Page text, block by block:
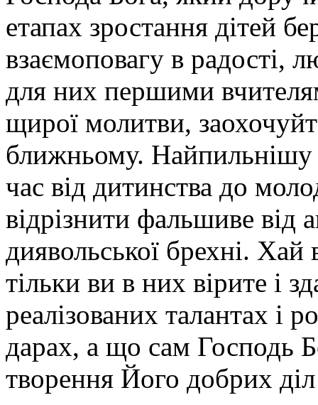
етапах зростання дітей
взаємоповагу в радості,
для них першими
щирої молитви,
ближньому. Найпильнішу
час від дитинства до
відрізнити фальшиве від
диявольської брехні.
тільки ви в них вірите і
реалізованих талантах і
дарах, а що сам Господь
творення Його добрих діл